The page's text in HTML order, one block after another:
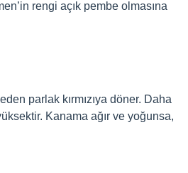
rengi açık pembe olmasına
parlak kırmızıya döner. Daha
yüksektir. Kanama ağır ve yoğunsa,